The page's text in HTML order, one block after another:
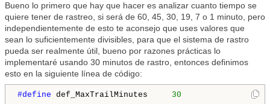
Bueno lo primero que hay que hacer es analizar cuanto tiempo se
quiere tener de rastreo, si será de 60, 45, 30, 19, 7 o 1 minuto, pero
independientemente de esto te aconsejo que uses valores que
sean lo suficientemente divisibles, para que el sistema de rastro
pueda ser realmente útil, bueno por razones prácticas lo
implementaré usando 30 minutos de rastro, entonces definimos
esto en la siguiente línea de código:
#define def_MaxTrailMinutes 30